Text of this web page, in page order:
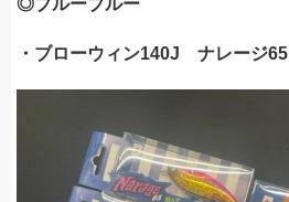
◎ブルーブルー
・ブローウィン140J ナレージ65